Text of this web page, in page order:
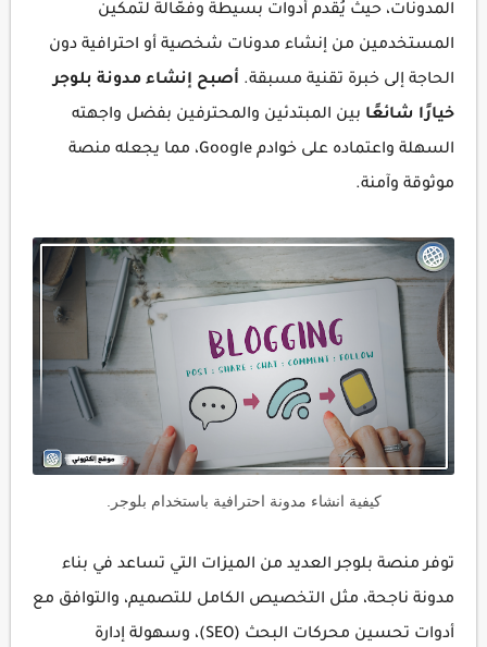
المدونات، حيث يُقدم أدوات بسيطة وفعّالة لتمكين
المستخدمين من إنشاء مدونات شخصية أو احترافية دون
الحاجة إلى خبرة تقنية مسبقة. أصبح إنشاء مدونة بلوجر
خيارًا شائعًا بين المبتدئين والمحترفين بفضل واجهته
السهلة واعتماده على خوادم Google، مما يجعله منصة
موثوقة وآمنة.
كيفية انشاء مدونة احترافية باستخدام بلوجر.
توفر منصة بلوجر العديد من الميزات التي تساعد في بناء
مدونة ناجحة، مثل التخصيص الكامل للتصميم، والتوافق مع
أدوات تحسين محركات البحث (SEO)، وسهولة إدارة